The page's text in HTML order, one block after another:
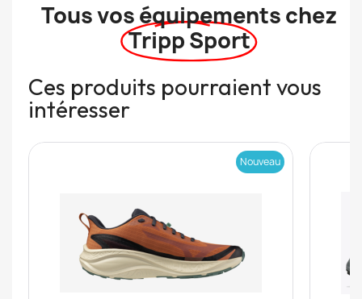
Tous vos équipements chez
Tripp Sport
Ces produits pourraient vous
intéresser
Nouveau